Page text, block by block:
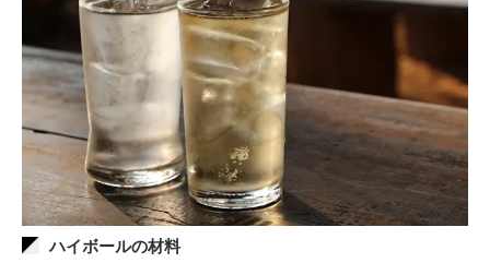
ハイボールの材料